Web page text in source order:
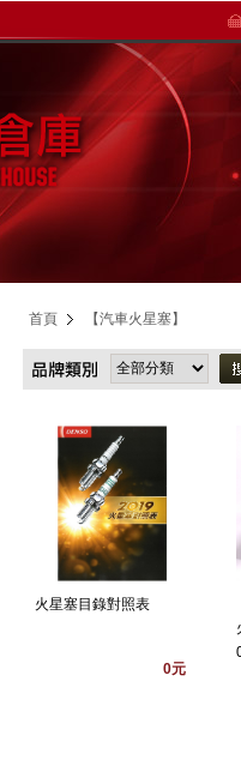
首頁 【汽車火星塞】
火星塞目錄對照表
0元